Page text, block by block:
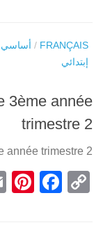
FRANÇAIS
/ أساسي
إبتدائي
3ème année
trimestre 2
année trimestre 2
Copy